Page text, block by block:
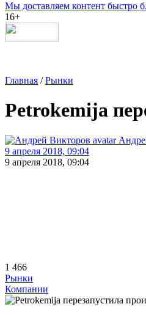
Мы доставляем контент быстро
16+
Главная /Рынки
Petrokemija
9 апреля 2018, 09:04
9 апреля 2018, 09:04
1 466
Рынки
Компании